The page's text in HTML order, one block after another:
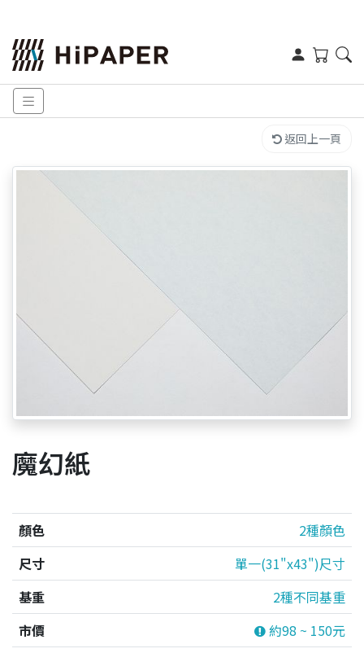
返回上一頁
魔幻紙
顏色
2種顏色
尺寸
單一(31"x43")尺寸
基重
2種不同基重
市價
約98 ~ 150元